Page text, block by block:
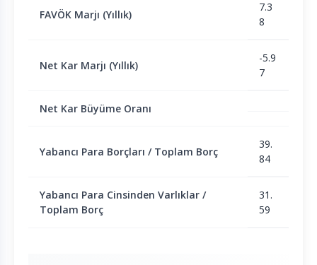
FAVÖK Marjı (Yıllık)
7.3
8
Net Kar Marjı (Yıllık)
-5.9
7
Net Kar Büyüme Oranı
Yabancı Para Borçları / Toplam Borç
39.
84
Yabancı Para Cinsinden Varlıklar /
Toplam Borç
31.
59